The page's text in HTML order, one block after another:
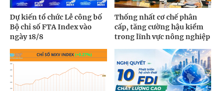
Dự kiến tổ chức Lễ công bố
Bộ chỉ số FTA Index vào
ngày 18/8
Thống nhất cơ chế phân
cấp, tăng cường hậu kiểm
trong lĩnh vực nông nghiệp